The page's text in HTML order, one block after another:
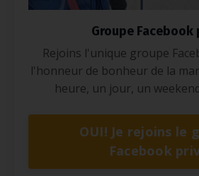
Groupe Facebook
Rejoins l'unique groupe
l'honneur de bonheur de la
heure, un jour, un
OUI! Je rejoins le
Facebook